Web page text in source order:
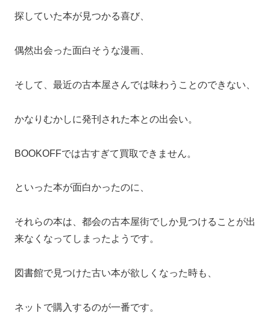
探していた本が見つかる喜び、
偶然出会った面白そうな漫画、
そして、最近の古本屋さんでは味わうことのできない、
かなりむかしに発刊された本との出会い。
BOOKOFFでは古すぎて買取できません。
といった本が面白かったのに、
それらの本は、都会の古本屋街でしか見つけることが出
来なくなってしまったようです。
図書館で見つけた古い本が欲しくなった時も、
ネットで購入するのが一番です。